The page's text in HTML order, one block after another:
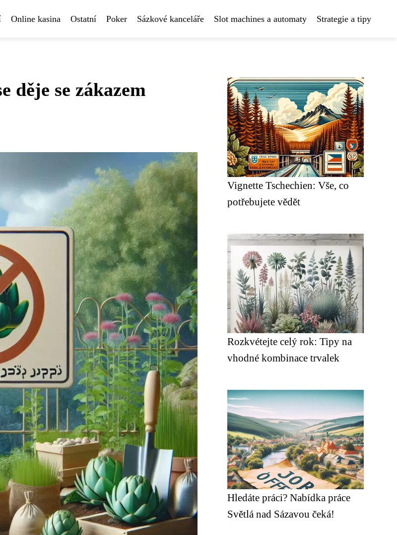
Online kasina Ostatní Poker Sázkové kanceláře Slot machines a automaty Strategie a tipy
děje se zákazem
Vignette Tschechien: Vše, co
potřebujete vědět
Rozkvétejte celý rok: Tipy na
vhodné kombinace trvalek
Hledáte práci? Nabídka práce
Světlá nad Sázavou čeká!